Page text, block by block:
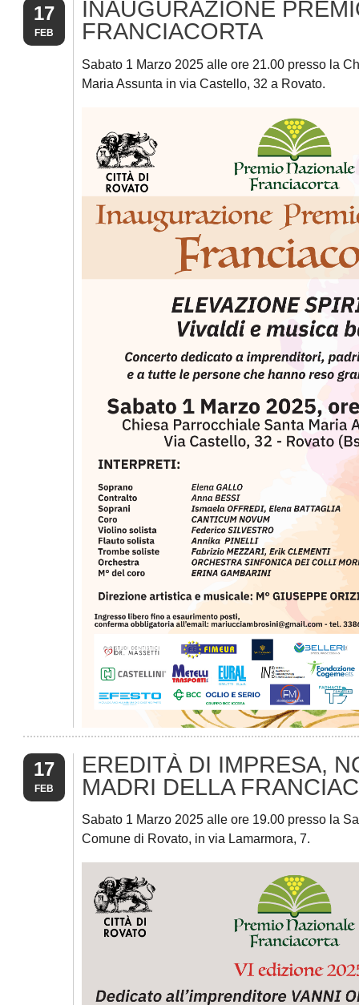
17
FEB
INAUGURAZIONE
FRANCIACORTA
Sabato 1 Marzo 2025 alle ore 21.00 presso la
Maria Assunta in via Castello, 32 a Rovato.
17
FEB
EREDITÀ DI IMPRESA,
MADRI DELLA
Sabato 1 Marzo 2025 alle ore 19.00 presso la
Comune di Rovato, in via Lamarmora, 7.